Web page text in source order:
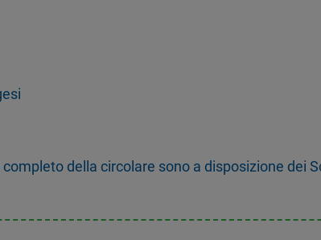
della circolare sono a disposizione dei